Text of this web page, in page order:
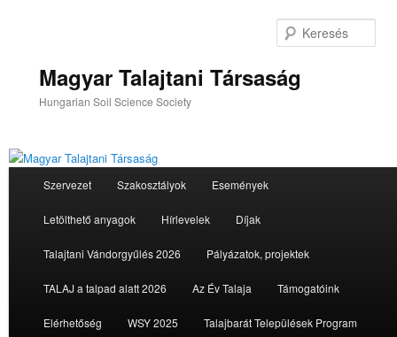
Magyar Talajtani Társaság
Hungarian Soil Science Society
Szervezet Szakosztályok Események
Letölthető anyagok Hírlevelek Díjak
Talajtani Vándorgyűlés 2026 Pályázatok, projektek
TALAJ a talpad alatt 2026 Az Év Talaja Támogatóink
Elérhetőség WSY 2025 Talajbarát Települések Program